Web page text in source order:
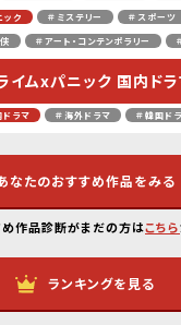
ック ＃ミステリー ＃スポーツ
＃アート・コンテンポラリー
イムxパニック 国内ド
ドラマ ＃海外ドラマ ＃韓国ド
なたのおすすめ作品をみる
め作品診断がまだの方はこちら
ランキングを見る